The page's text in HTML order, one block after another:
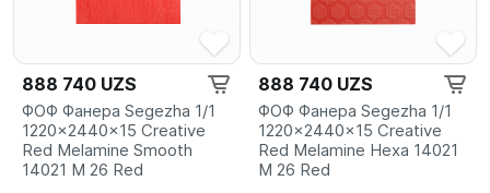
888 740 UZS
ФОФ Фанера Segezha 1/1
1220x2440x15 Creative
Red Melamine Smooth
14021 M 26 Red
888 740 UZS
ФОФ Фанера Segezha 1/1
1220x2440x15 Creative
Red Melamine Hexa 14021
M 26 Red